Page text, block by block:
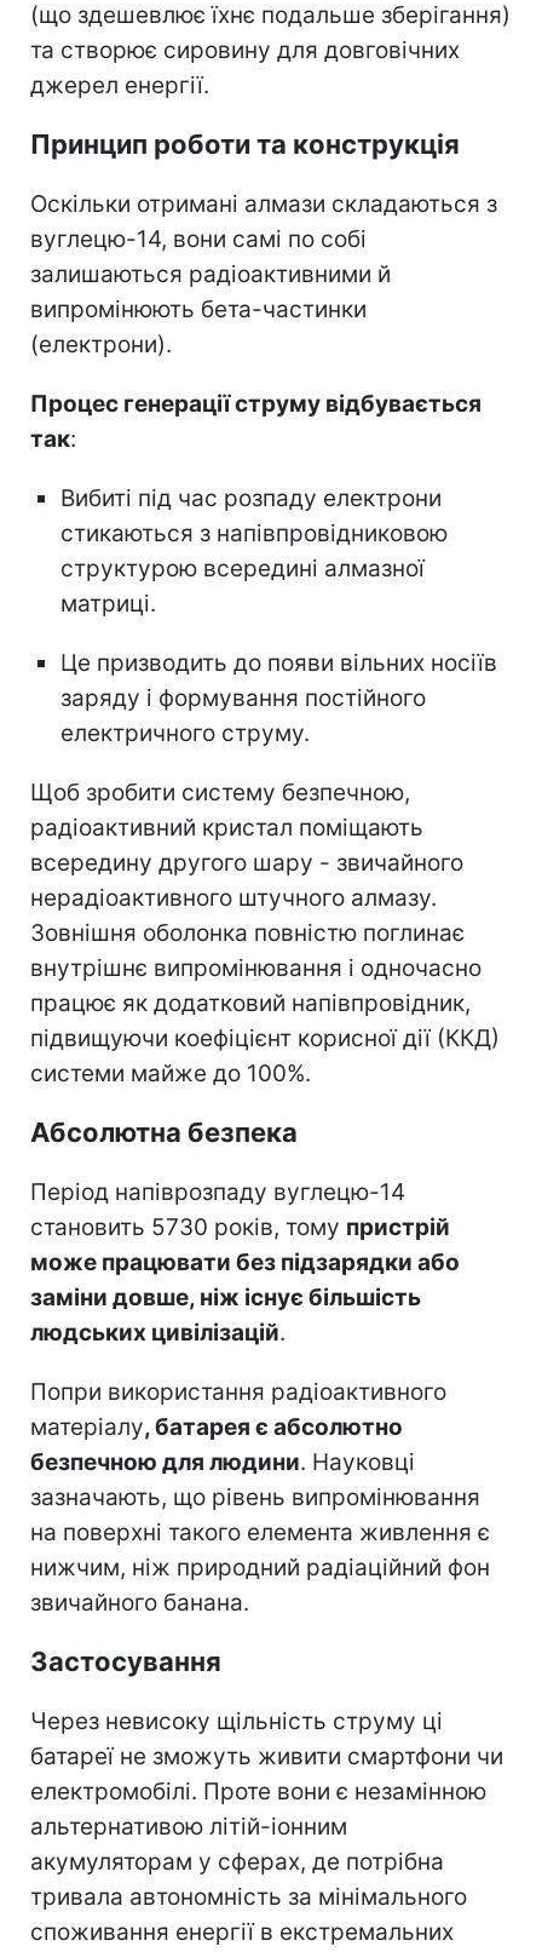
(що здешевлює їхнє подальше зберігання)
та створює сировину для довговічних
джерел енергії.
Принцип роботи та конструкція
Оскільки отримані алмази складаються з
вуглецю-14, вони самі по собі
залишаються радіоактивними й
випромінюють бета-частинки
(електрони).
Процес генерації струму відбувається
так:
Вибиті під час розпаду електрони
стикаються з напівпровідниковою
структурою всередині алмазної
матриці.
Це призводить до появи вільних носіїв
заряду і формування постійного
електричного струму.
Щоб зробити систему безпечною,
радіоактивний кристал поміщають
всередину другого шару - звичайного
нерадіоактивного штучного алмазу.
Зовнішня оболонка повністю поглинає
внутрішнє випромінювання і одночасно
працює як додатковий напівпровідник,
підвищуючи коефіцієнт корисної дії (ККД)
системи майже до 100%.
Абсолютна безпека
Період напіврозпаду вуглецю-14
становить 5730 років, тому пристрій
може працювати без підзарядки або
заміни довше, ніж існує більшість
людських цивілізацій.
Попри використання радіоактивного
матеріалу, батарея є абсолютно
безпечною для людини. Науковці
зазначають, що рівень випромінювання
на поверхні такого елемента живлення є
нижчим, ніж природний радіаційний фон
звичайного банана.
Застосування
Через невисоку щільність струму ці
батареї не зможуть живити смартфони чи
електромобілі. Проте вони є незамінною
альтернативою літій-іонним
акумуляторам у сферах, де потрібна
тривала автономність за мінімального
споживання енергії в екстремальних